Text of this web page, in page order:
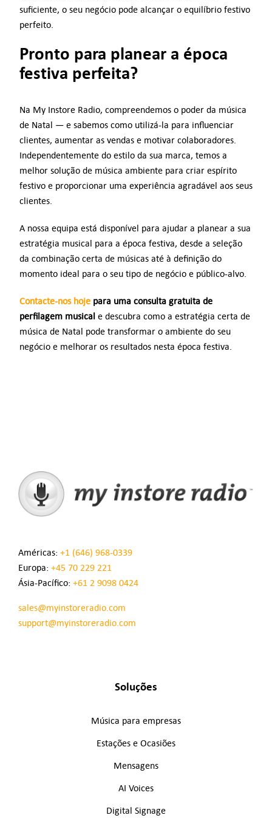
suficiente, o seu negócio pode alcançar o equilíbrio festivo
perfeito.
Pronto para planear a época
festiva perfeita?
Na My Instore Radio, compreendemos o poder da música
de Natal — e sabemos como utilizá-la para influenciar
clientes, aumentar as vendas e motivar colaboradores.
Independentemente do estilo da sua marca, temos a
melhor solução de música ambiente para criar espírito
festivo e proporcionar uma experiência agradável aos seus
clientes.
A nossa equipa está disponível para ajudar a planear a sua
estratégia musical para a época festiva, desde a seleção
da combinação certa de músicas até à definição do
momento ideal para o seu tipo de negócio e público-alvo.
Contacte-nos hojepara uma consulta gratuita de
perfilagem musical e descubra como a estratégia certa de
música de Natal pode transformar o ambiente do seu
negócio e melhorar os resultados nesta época festiva.
Américas: +1 (646) 968-0339
Europa: +45 70 229 221
Ásia-Pacífico: +61 2 9098 0424
sales@myinstoreradio.com
support@myinstoreradio.com
Soluções
Música para empresas
Estações e Ocasiões
Mensagens
AI Voices
Digital Signage